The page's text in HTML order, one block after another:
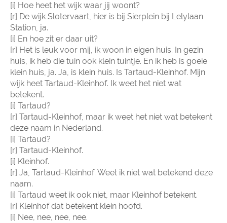
[i] Hoe heet het wijk waar jij woont?
[r] De wijk Slotervaart, hier is bij Sierplein bij Lelylaan
Station, ja.
[i] En hoe zit er daar uit?
[r] Het is leuk voor mij, ik woon in eigen huis. In gezin
huis, ik heb die tuin ook klein tuintje. En ik heb is goeie
klein huis, ja. Ja, is klein huis. Is Tartaud-Kleinhof. Mijn
wijk heet Tartaud-Kleinhof. Ik weet het niet wat
betekent.
[i] Tartaud?
[r] Tartaud-Kleinhof, maar ik weet het niet wat betekent
deze naam in Nederland.
[i] Tartaud?
[r] Tartaud-Kleinhof.
[i] Kleinhof.
[r] Ja, Tartaud-Kleinhof. Weet ik niet wat betekend deze
naam.
[i] Tartaud weet ik ook niet, maar Kleinhof betekent.
[r] Kleinhof dat betekent klein hoofd.
[i] Nee, nee, nee, nee.